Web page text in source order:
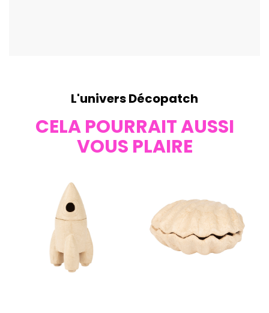
L'univers Décopatch
CELA POURRAIT AUSSI
VOUS PLAIRE